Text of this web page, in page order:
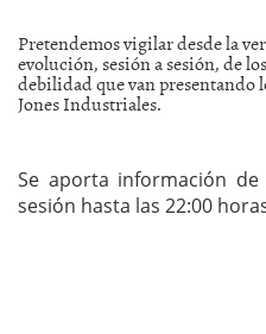
Pretendemos vigilar desde la
evolución, sesión a sesión, de
debilidad que van
Jones Industriales.
Se aporta información
sesión hasta las 22:00